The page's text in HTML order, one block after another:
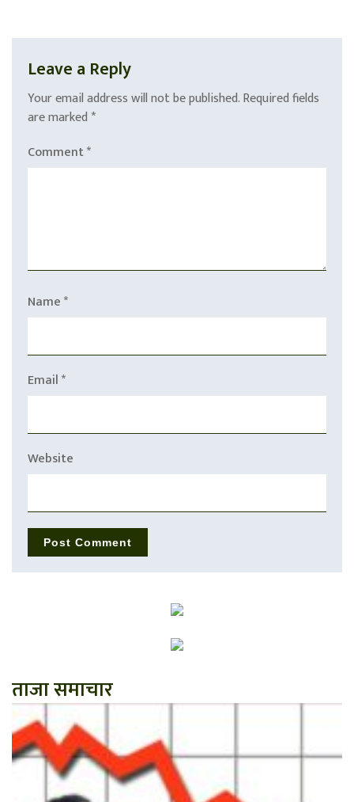
Leave a Reply
Your email address will not be published.Required fields
are marked *
Comment*
Name*
Email*
Website
ताजा समाचार